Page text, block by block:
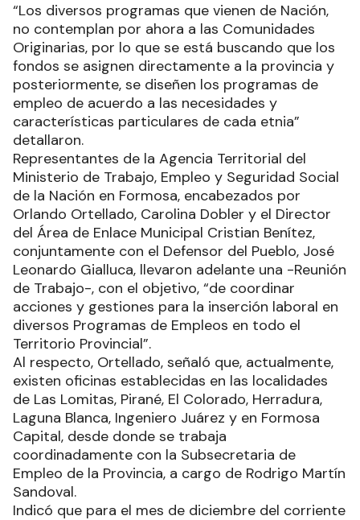
“Los diversos programas que vienen de Nación,
no contemplan por ahora a las Comunidades
Originarias, por lo que se está buscando que los
fondos se asignen directamente a la provincia y
posteriormente, se diseñen los programas de
empleo de acuerdo a las necesidades y
características particulares de cada etnia”
detallaron.
Representantes de la Agencia Territorial del
Ministerio de Trabajo, Empleo y Seguridad Social
de la Nación en Formosa, encabezados por
Orlando Ortellado, Carolina Dobler y el Director
del Área de Enlace Municipal Cristian Benítez,
conjuntamente con el Defensor del Pueblo, José
Leonardo Gialluca, llevaron adelante una -Reunión
de Trabajo-, con el objetivo, “de coordinar
acciones y gestiones para la inserción laboral en
diversos Programas de Empleos en todo el
Territorio Provincial”.
Al respecto, Ortellado, señaló que, actualmente,
existen oficinas establecidas en las localidades
de Las Lomitas, Pirané, El Colorado, Herradura,
Laguna Blanca, Ingeniero Juárez y en Formosa
Capital, desde donde se trabaja
coordinadamente con la Subsecretaria de
Empleo de la Provincia, a cargo de Rodrigo Martín
Sandoval.
Indicó que para el mes de diciembre del corriente